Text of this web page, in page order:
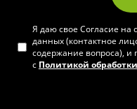
Я даю свое Согласие на
данных (контактное
содержание вопроса),
с Политикой